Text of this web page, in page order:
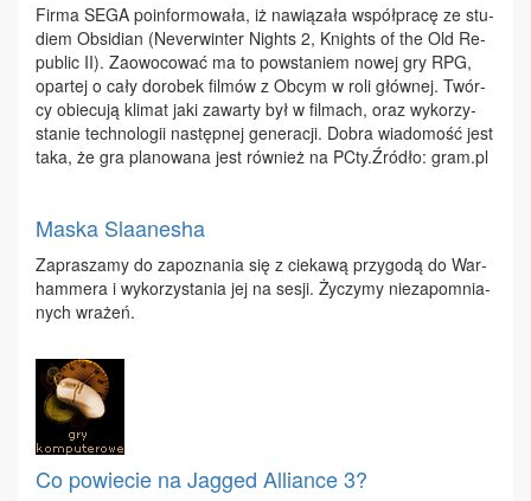
Fir­ma SE­GA po­in­for­mo­wa­ła, iż na­wią­za­ła współ­pra­cę ze stu­
diem Ob­si­dian (Ne­ver­win­ter Ni­ghts 2, Kni­ghts of the Old Re­
pu­blic II). Za­owo­co­wać ma to po­wsta­niem no­wej gry RPG,
opar­tej o ca­ły do­ro­bek fil­mów z Ob­cym w ro­li głów­nej. Twór­
cy obie­cu­ją kli­mat ja­ki za­war­ty był w fil­mach, oraz wy­ko­rzy­
sta­nie tech­no­lo­gii na­stęp­nej ge­ne­ra­cji. Do­bra wia­do­mość jest
ta­ka, że gra pla­no­wa­na jest rów­nież na PCty.Źró­dło: gram.​pl
Maska Slaanesha
Za­pra­sza­my do za­po­zna­nia się z cie­ka­wą przy­go­dą do War­
ham­me­ra i wy­ko­rzy­sta­nia jej na se­sji. Ży­czy­my nie­za­po­mnia­
nych wra­żeń.
Co powiecie na Jagged Alliance 3?